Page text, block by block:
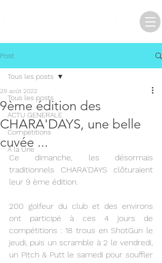
Post
Tous les posts
ACTU GENERALE
Compétitions
A la Une
Tous les posts
9ème édition des
CHARA'DAYS, une belle
cuvée ...
29 août 2022
Ce dimanche, les désormais
traditionnels CHARA'DAYS clôturaient
leur 9 ème édition.
200 golfeur du club et des environs
ont participé à ces 4 jours de
compétitions : 18 trous en ShotGun le
jeudi, puis un scramble à 2 le vendredi,
un Pitch & Putt le samedi pour souffler